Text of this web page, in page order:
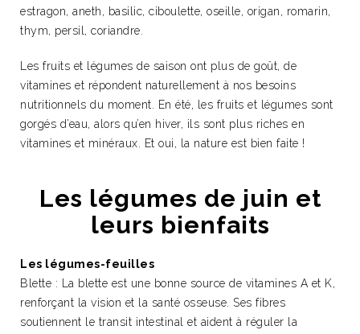
estragon, aneth, basilic, ciboulette, oseille, origan, romarin,
thym, persil, coriandre.
Les fruits et légumes de saison ont plus de goût, de
vitamines et répondent naturellement à nos besoins
nutritionnels du moment. En été, les fruits et légumes sont
gorgés d’eau, alors qu’en hiver, ils sont plus riches en
vitamines et minéraux. Et oui, la nature est bien faite !
Les légumes de juin et
leurs bienfaits
Les légumes-feuilles
Blette : La blette est une bonne source de vitamines A et K,
renforçant la vision et la santé osseuse. Ses fibres
soutiennent le transit intestinal et aident à réguler la